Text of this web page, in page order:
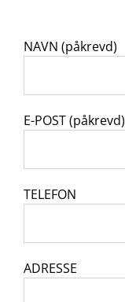
NAVN (påkrevd)
E-POST (påkrevd)
TELEFON
ADRESSE